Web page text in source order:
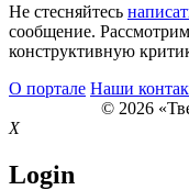
Не стесняйтесь
сообщение.
конструктивную
О портале Наши
© 2026
X
Login